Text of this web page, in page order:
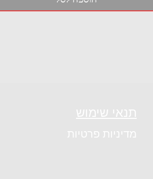
תנאי שימוש
מדיניות פרטיות